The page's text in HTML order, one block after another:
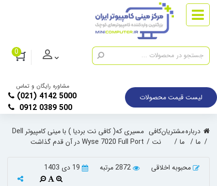
0
لیست قیمت محصولات
مشاوره رایگان و تماس
(021) 4142 5000
0912 0389 500
درباره
ما
مشتریان
ما
کافی
نت
مسیری که( کافی نت بردیا ) با مینی کامپیوتر Dell
Wyse 7020 Full Port در آن قدم گذاشت
محبوبه اخلاقی 2872 مرتبه 19 دی 1403